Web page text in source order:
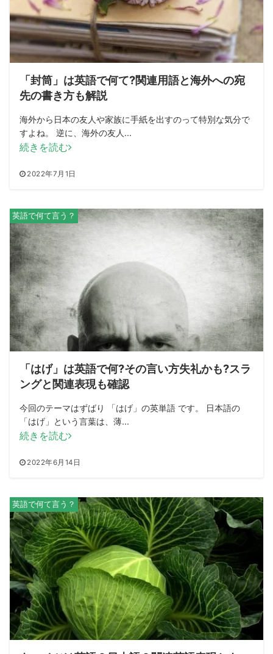
「封筒」は英語で何て?関連用語と海外への宛
先の書き方も解説
海外から日本の友人や家族に手紙を出すのって特別な気分で
すよね。 逆に、海外の友人...
2022年7月1日
続きを読む
英語で何て言う？
「はげ」は英語で何?その言い方失礼かも?スラ
ングと関連表現も確認
今回のテーマはずばり 「はげ」の英単語 です。 日本語の
「はげ」という言葉は、薄...
2022年6月14日
続きを読む
英語で何て言う？